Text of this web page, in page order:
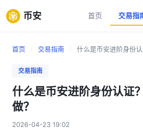
币安 首页 交易指
首页 交易指南 什么是币安进阶身份
交易指南
什么是币安进阶身份认证
做？
2026-04-23 19:02